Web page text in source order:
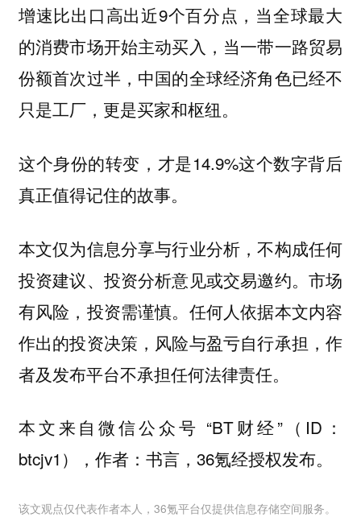
增速比出口高出近9个百分点，当全球最大
的消费市场开始主动买入，当一带一路贸易
份额首次过半，中国的全球经济角色已经不
只是工厂，更是买家和枢纽。
这个身份的转变，才是14.9%这个数字背后
真正值得记住的故事。
本文仅为信息分享与行业分析，不构成任何
投资建议、投资分析意见或交易邀约。市场
有风险，投资需谨慎。任何人依据本文内容
作出的投资决策，风险与盈亏自行承担，作
者及发布平台不承担任何法律责任。
本文来自微信公众号 “BT财经”（ID：
btcjv1），作者：书言，36氪经授权发布。
该文观点仅代表作者本人，36氪平台仅提供信息存储空间服务。